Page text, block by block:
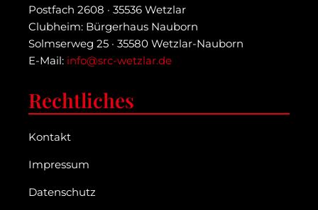
Postfach 2608 · 35536 Wetzlar
Clubheim: Bürgerhaus Nauborn
Solmserweg 25 · 35580 Wetzlar-Nauborn
E-Mail: info@src-wetzlar.de
Rechtliches
Kontakt
Impressum
Datenschutz